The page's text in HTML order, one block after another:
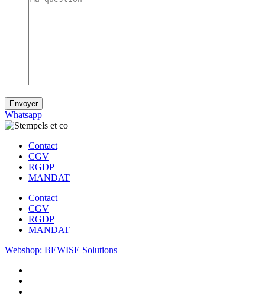
Envoyer
Whatsapp
Contact
CGV
RGDP
MANDAT
Contact
CGV
RGDP
MANDAT
Webshop: BEWISE Solutions